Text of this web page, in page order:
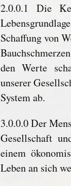
2.0.0.1 Die
Schaffung von
den Werte
unserer
System ab.
3.0.0.0 Der
Gesellschaft
einem
Leben an sich